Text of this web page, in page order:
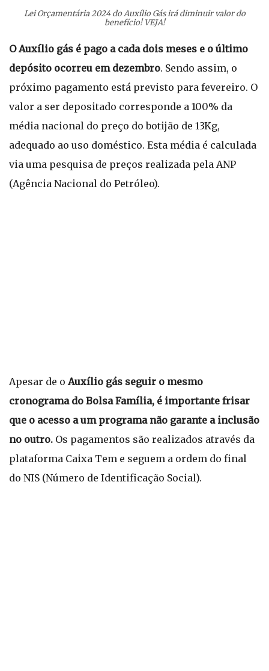
Lei Orçamentária 2024 do Auxílio Gás irá diminuir valor do
benefício! VEJA!
O Auxílio gás é pago a cada dois meses e o último
depósito ocorreu em dezembro. Sendo assim, o
próximo pagamento está previsto para fevereiro. O
valor a ser depositado corresponde a 100% da
média nacional do preço do botijão de 13Kg,
adequado ao uso doméstico. Esta média é calculada
via uma pesquisa de preços realizada pela ANP
(Agência Nacional do Petróleo).
Apesar de oAuxílio gás seguir o mesmo
cronograma do Bolsa Família, é importante frisar
que o acesso a um programa não garante a inclusão
no outro. Os pagamentos são realizados através da
plataforma Caixa Tem e seguem a ordem do final
do NIS (Número de Identificação Social).